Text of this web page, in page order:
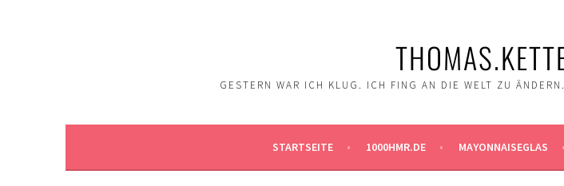
GESTERN WAR ICH KLUG. ICH FING AN DIE WELT ZU
STARTSEITE 1000HMR.DE MAYONNAISEGLAS